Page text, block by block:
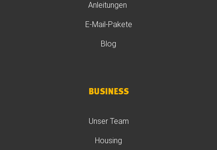
Anleitungen
E-Mail-Pakete
Blog
BUSINESS
Unser Team
Housing